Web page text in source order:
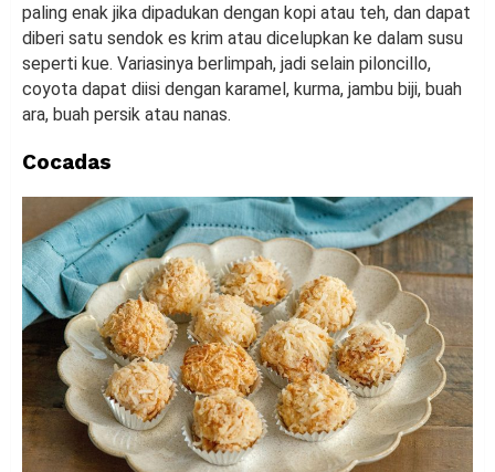
paling enak jika dipadukan dengan kopi atau teh, dan dapat
diberi satu sendok es krim atau dicelupkan ke dalam susu
seperti kue. Variasinya berlimpah, jadi selain piloncillo,
coyota dapat diisi dengan karamel, kurma, jambu biji, buah
ara, buah persik atau nanas.
Cocadas